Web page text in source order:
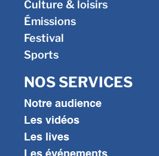
Culture & loisirs
Émissions
Festival
Sports
NOS SERVICES
Notre audience
Les vidéos
Les lives